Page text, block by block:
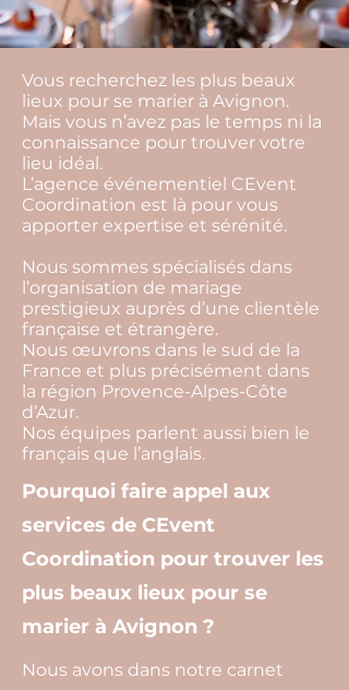
Vous recherchez les plus beaux
lieux pour se marier à Avignon.
Mais vous n’avez pas le temps ni la
connaissance pour trouver votre
lieu idéal.
L’agence événementiel CEvent
Coordination est là pour vous
apporter expertise et sérénité.
Nous sommes spécialisés dans
l’organisation de mariage
prestigieux auprès d’une clientèle
française et étrangère.
Nous œuvrons dans le sud de la
France et plus précisément dans
la région Provence-Alpes-Côte
d’Azur.
Nos équipes parlent aussi bien le
français que l’anglais.
Pourquoi faire appel aux
services de CEvent
Coordination pour trouver les
plus beaux lieux pour se
marier à Avignon ?
Nous avons dans notre carnet